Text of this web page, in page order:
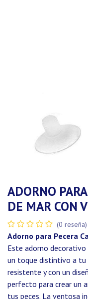
ADORNO
DE MAR CON
(0 reseña)
Adorno para Pecera
Este adorno decorativo
un toque distintivo a tu
resistente y con un
perfecto para crear un
tus peces. La ventosa